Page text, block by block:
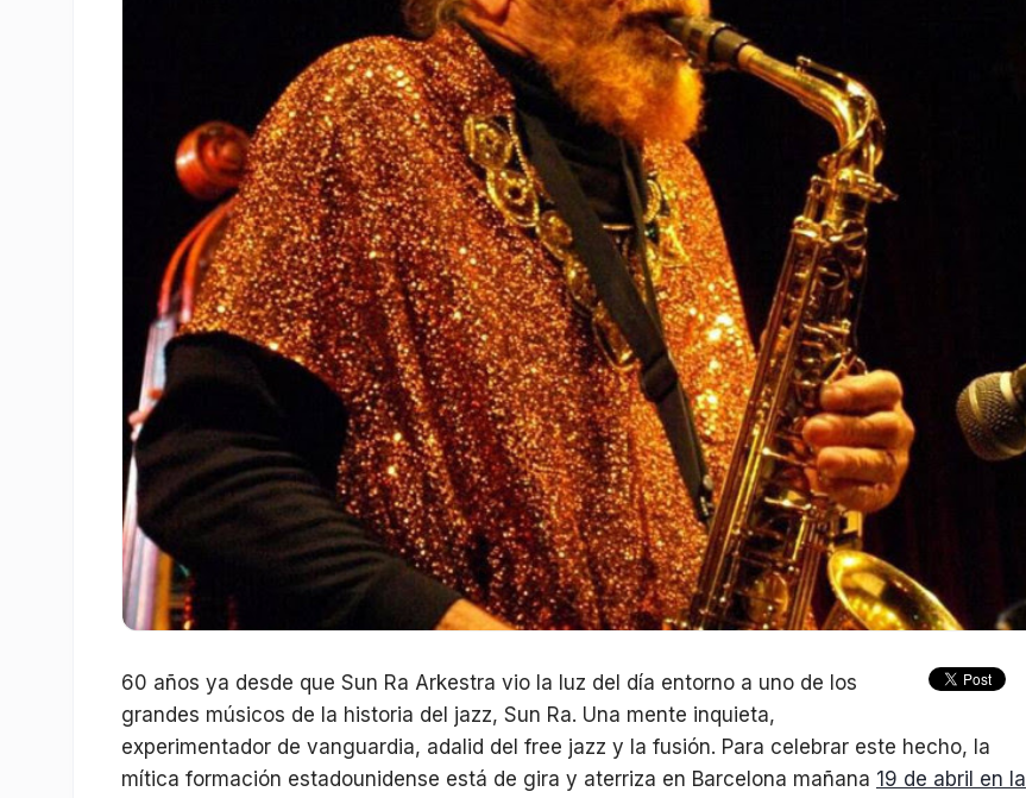
60 años ya desde que Sun Ra Arkestra vio la luz del día entorno a uno de los
grandes músicos de la historia del jazz, Sun Ra. Una mente inquieta,
experimentador de vanguardia, adalid del free jazz y la fusión. Para celebrar este hecho, la
mítica formación estadounidense está de gira y aterriza en Barcelona mañana 19 de abril en la